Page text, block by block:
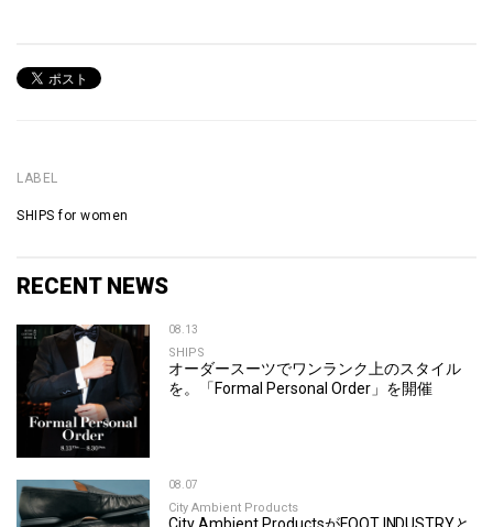
LABEL
SHIPS for women
RECENT NEWS
08.13
SHIPS
オーダースーツでワンランク上のスタイル
を。「Formal Personal Order」を開催
08.07
City Ambient Products
City Ambient ProductsがFOOT INDUSTRYと